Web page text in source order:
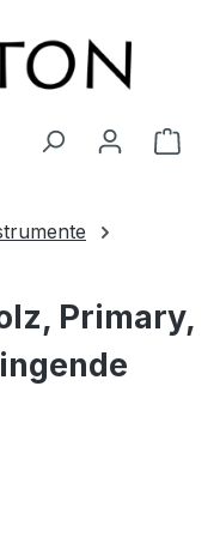
Primary,